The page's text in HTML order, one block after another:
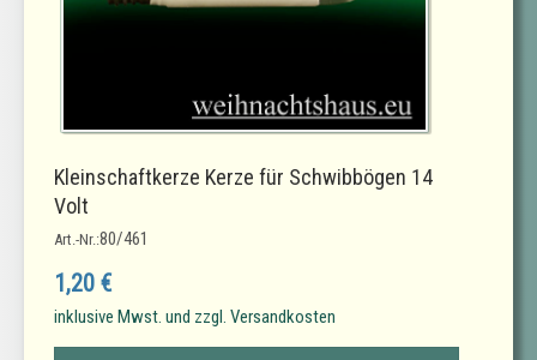
Kleinschaftkerze Kerze für Schwibbögen 14
Volt
Art.-Nr.:80/461
1,20 €
inklusive Mwst. und zzgl. Versandkosten